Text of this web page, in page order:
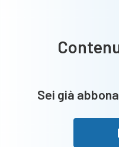
Sei già